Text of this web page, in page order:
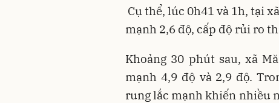
Cụ thể, lúc 0h41 và 1h, tại
mạnh 2,6 độ, cấp độ rủi ro
Khoảng 30 phút sau, xã
mạnh 4,9 độ và 2,9 độ.
rung lắc mạnh khiến nhiều